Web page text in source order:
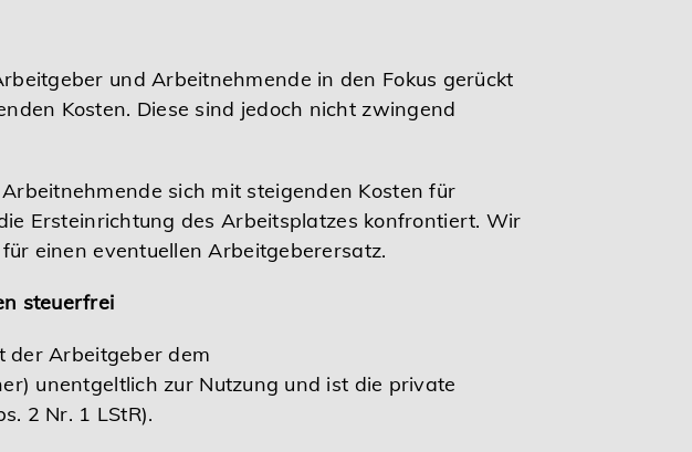
und Arbeitnehmende in den Fokus gerückt
Kosten. Diese sind jedoch nicht zwingend
sich mit steigenden Kosten für
Ersteinrichtung des Arbeitsplatzes konfrontiert. Wir
einen eventuellen Arbeitgeberersatz.
steuerfrei
der Arbeitgeber dem
unentgeltlich zur Nutzung und ist die private
2 Nr. 1 LStR).